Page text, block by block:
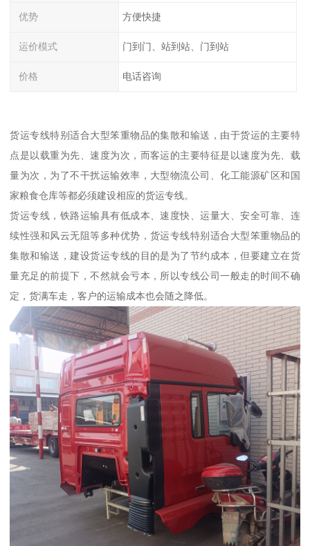
优势 方便快捷
运价模式 门到门、站到站、门到站
价格 电话咨询
货运专线特别适合大型笨重物品的集散和输送，由于货运的主要特
点是以载重为先、速度为次，而客运的主要特征是以速度为先、载
量为次，为了不干扰运输效率，大型物流公司、化工能源矿区和国
家粮食仓库等都必须建设相应的货运专线。
货运专线，铁路运输具有低成本、速度快、运量大、安全可靠、连
续性强和风云无阻等多种优势，货运专线特别适合大型笨重物品的
集散和输送，建设货运专线的目的是为了节约成本，但要建立在货
量充足的前提下，不然就会亏本，所以专线公司一般走的时间不确
定，货满车走，客户的运输成本也会随之降低。